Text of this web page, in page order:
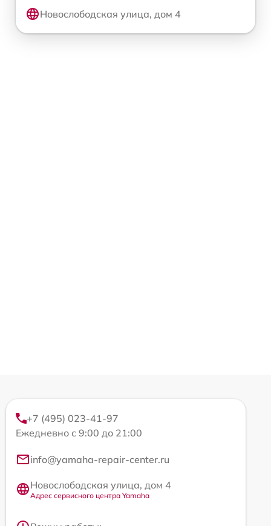
Новослободская улица, дом 4
+7 (495) 023-41-97
Ежедневно с 9:00 до 21:00
info@yamaha-repair-center.ru
Новослободская улица, дом 4
Адрес сервисного центра Yamaha